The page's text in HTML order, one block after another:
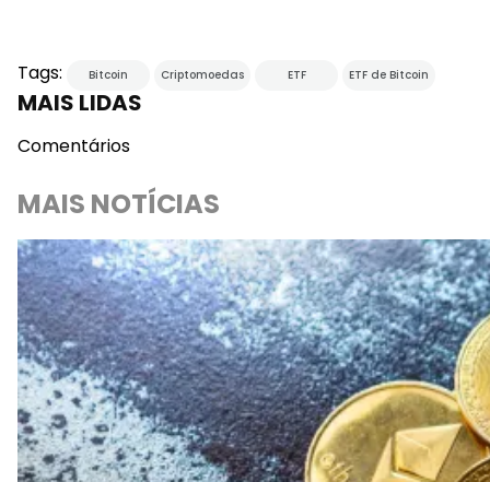
Tags: Bitcoin Criptomoedas ETF ETF de Bitcoin
MAIS LIDAS
Comentários
MAIS NOTÍCIAS